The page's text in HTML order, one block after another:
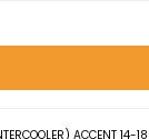
ACCENT